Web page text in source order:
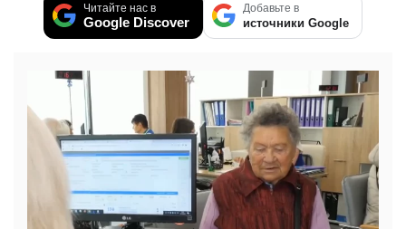
Читайте нас в
Google Discover
Добавьте в
источники Google